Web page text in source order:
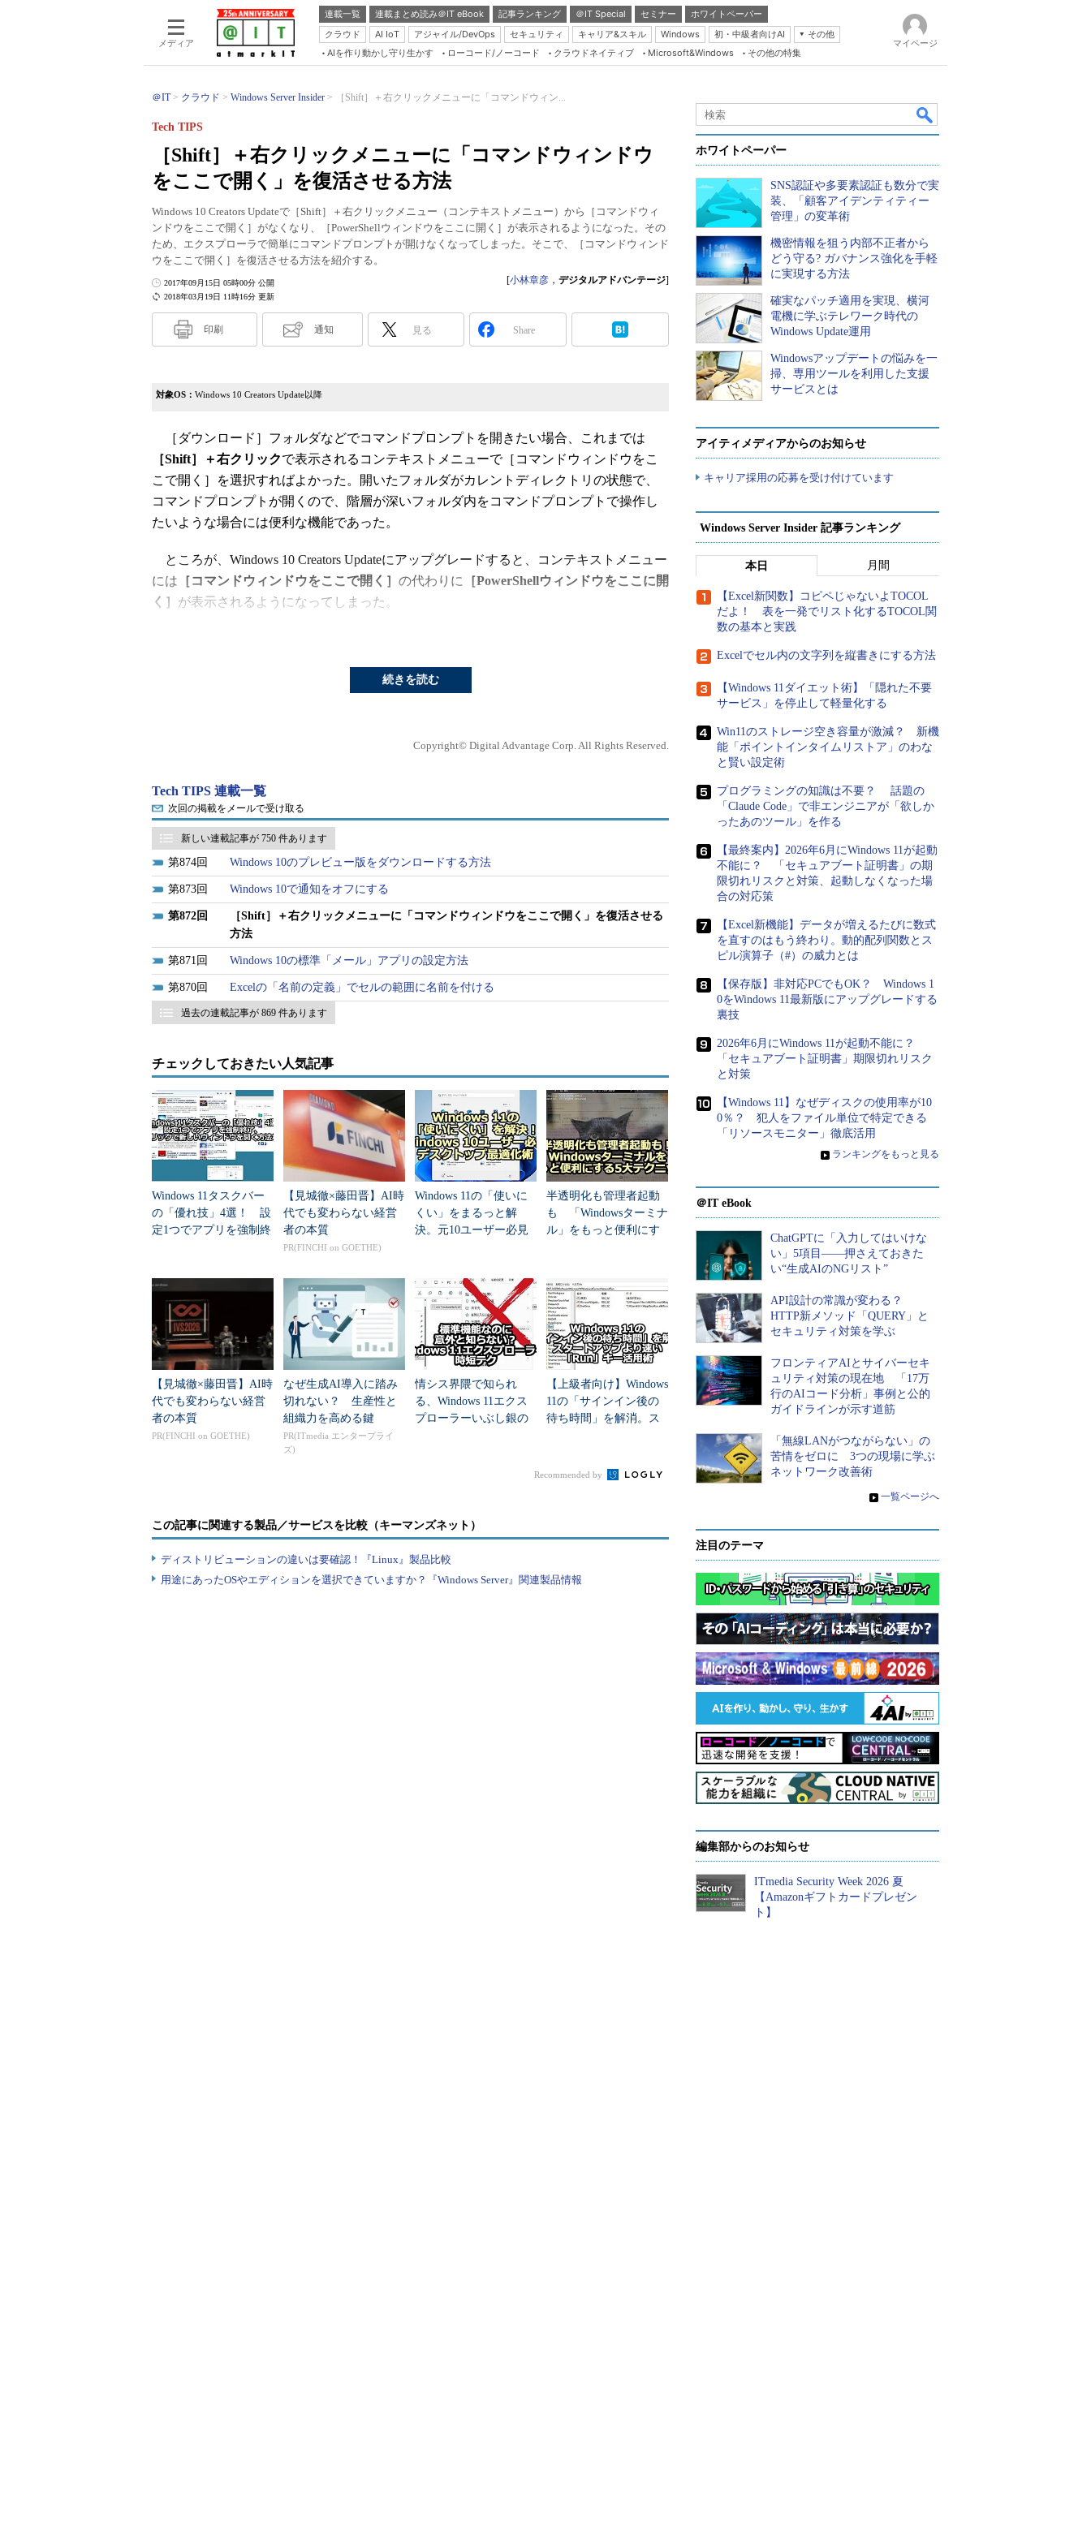
メディア
連載一覧 連載まとめ読み＠IT eBook 記事ランキング ＠IT Special セミナー
ホワイトペーパー
クラウド
AI IoT アジャイル/DevOps セキュリティ キャリア&スキル Windows 初・中級者向けAI
その他
Server & Storage
Java Agile
Database Expert
Linux ＆ OSS
Master of IP Network
Security & Trust
AIを作り動かし守り生かす ローコード/ノーコード クラウドネイティブ Microsoft&Windows その他の特集
マイページ
＠IT クラウド Windows Server Insider ［Shift］＋右クリックメニューに「コマンドウィン...
［Shift］＋右クリックメニューに「コマンドウィンドウ
をここで開く」を復活させる方法
Tech TIPS
Windows 10 Creators Updateで［Shift］＋右クリックメニュー（コンテキストメニュー）から［コマンドウィ
ンドウをここで開く］がなくなり、［PowerShellウィンドウをここに開く］が表示されるようになった。その
ため、エクスプローラで簡単にコマンドプロンプトが開けなくなってしまった。そこで、［コマンドウィンド
ウをここで開く］を復活させる方法を紹介する。
2018年03月19日 11時16分 更新
2017年09月15日 05時00分 公開 [小林章彦 ， デジタルアドバンテージ]
印刷 通知 見る Share
対象OS： Windows 10 Creators Update以降
［ダウンロード］フォルダなどでコマンドプロンプトを開きたい場合、これまでは
［Shift］＋右クリックで表示されるコンテキストメニューで［コマンドウィンドウをこ
こで開く］を選択すればよかった。開いたフォルダがカレントディレクトリの状態で、
コマンドプロンプトが開くので、階層が深いフォルダ内をコマンドプロンプトで操作し
たいような場合には便利な機能であった。
ところが、Windows 10 Creators Updateにアップグレードすると、コンテキストメニュー
には ［コマンドウィンドウをここで開く］ の代わりに
［PowerShellウィンドウをここに開
く］ が表示されるようになってしまった。
Windows 10 Creators Updateのエクスプローラでデフォルト状態のコンテキストメニューを開いたところ
これは、［スタートメニュー］ボタンを右クリックして表示されるクイックアクセス
メニューと同じ仕様変更だ。ただクイックアクセスメニューの場合、タスクバーを右ク
「PowerShell」を「コマンドプロンプト」に変更できた（クイックアクセスメニューで
「コマンドプロンプト」に変更する方法は、Tech TIPS「Windows 10のクイックアクセス
メニューで、PowerShellの代わりにコマンドプロンプトを起動する
」参照のこと）。
しかしコンテキストメニューに対しては、残念ながら設定画面で変更できる項目が見
当たらない。コンテキストメニューに［コマンドウィンドウをここで開く］を復活させ
るには、レジストリを操作する必要がある。以下、レジストリを操作して、コンテキス
トメニューに［コマンドウィンドウをここで開く］を復活させる方法を紹介する。
レジストリを操作して［コマンドウィンドウをここで開く］を復活させる
［注意］
レジストリに不正な値を書き込んでしまうと、システムに重大な障害を及ぼし、最悪の場合、シス
テムの再インストールを余儀なくされることもあります。レジストリエディタの操作は慎重に行う
とともに、あくまで御自分のリスクで設定を行ってください。何らかの障害が発生した場合でも、
本Windows Server Insider編集部では責任を負いかねます。ご了承ください。
まずはレジストリエディタを起動する。それにはクイックアクセスメニューの［ファ
イル名を指定して実行］をクリックするか、あるいは［Windows］＋［R］キーを押して
「ファイル名を指定して実行」ダイアログを開き、「regedit」と入力して実行する。ユー
ザーアクセス制御（UAC）のダイアログが表示されたら、必要に応じて管理者アカウン
［コマンドウィンドウをここで開く］を復活させるためには、以下のレジストリキー
続きを読む
Copyright© Digital Advantage Corp. All Rights Reserved.
Tech TIPS 連載一覧
次回の掲載をメールで受け取る
新しい連載記事が 750 件あります
874 Windows 10のプレビュー版をダウンロードする方法
873 Windows 10で通知をオフにする
872
［Shift］＋右クリックメニューに「コマンドウィンドウをここで開く」を復活させる
方法
871 Windows 10の標準「メール」アプリの設定方法
870 Excelの「名前の定義」でセルの範囲に名前を付ける
過去の連載記事が 869 件あります
チェックしておきたい人気記事
Windows 11タスクバー
の「優れ技」4選！ 設
定1つでアプリを強制終
など
【見城徹×藤田晋】AI時
代でも変わらない経営
者の本質
PR(FINCHI on GOETHE)
Windows 11の「使いに
くい」をまるっと解
決。元10ユーザー必見
半透明化も管理者起動
も 「Windowsターミナ
ル」をもっと便利にす
【見城徹×藤田晋】AI時
代でも変わらない経営
者の本質
PR(FINCHI on GOETHE)
なぜ生成AI導入に踏み
切れない？ 生産性と
組織力を高める鍵
PR(ITmedia エンタープライ
ズ)
情シス界隈で知られ
る、Windows 11エクス
プローラーいぶし銀の
【上級者向け】Windows
11の「サインイン後の
待ち時間」を解消。ス
Recommended by
この記事に関連する製品／サービスを比較（キーマンズネット）
ディストリビューションの違いは要確認！『Linux』製品比較
用途にあったOSやエディションを選択できていますか？『Windows Server』関連製品情報
ホワイトペーパー
SNS認証や多要素認証も数分で実
装、「顧客アイデンティティー
管理」の変革術
機密情報を狙う内部不正者から
どう守る? ガバナンス強化を手軽
に実現する方法
確実なパッチ適用を実現、横河
電機に学ぶテレワーク時代の
Windows Update運用
Windowsアップデートの悩みを一
掃、専用ツールを利用した支援
サービスとは
アイティメディアからのお知らせ
キャリア採用の応募を受け付けています
Windows Server Insider 記事ランキング
本日 月間
【Excel新関数】コピペじゃないよTOCOL
だよ！ 表を一発でリスト化するTOCOL関
数の基本と実践
Excelでセル内の文字列を縦書きにする方法
【Windows 11ダイエット術】「隠れた不要
サービス」を停止して軽量化する
Win11のストレージ空き容量が激減？ 新機
能「ポイントインタイムリストア」のわな
と賢い設定術
プログラミングの知識は不要？ 話題の
「Claude Code」で非エンジニアが「欲しか
ったあのツール」を作る
【最終案内】2026年6月にWindows 11が起動
不能に？ 「セキュアブート証明書」の期
限切れリスクと対策、起動しなくなった場
合の対応策
【Excel新機能】データが増えるたびに数式
を直すのはもう終わり。動的配列関数とス
ピル演算子（#）の威力とは
【保存版】非対応PCでもOK？ Windows 1
0をWindows 11最新版にアップグレードする
裏技
2026年6月にWindows 11が起動不能に？
「セキュアブート証明書」期限切れリスク
と対策
【Windows 11】なぜディスクの使用率が10
0％？ 犯人をファイル単位で特定できる
「リソースモニター」徹底活用
» ランキングをもっと見る
＠IT eBook
ChatGPTに「入力してはいけな
い」5項目――押さえておきた
い“生成AIのNGリスト”
API設計の常識が変わる？
HTTP新メソッド「QUERY」と
セキュリティ対策を学ぶ
フロンティアAIとサイバーセキ
ュリティ対策の現在地 「17万
行のAIコード分析」事例と公的
ガイドラインが示す道筋
「無線LANがつながらない」の
苦情をゼロに 3つの現場に学ぶ
ネットワーク改善術
» 一覧ページへ
注目のテーマ
編集部からのお知らせ
ITmedia Security Week 2026 夏
【Amazonギフトカードプレゼン
ト】